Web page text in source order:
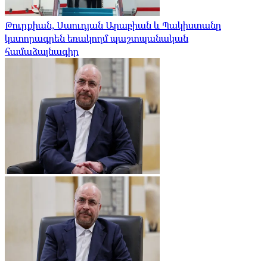
Թուրքիան, Սաուդյան Արաբիան և Պակիստանը
կստորագրեն եռակողմ պաշտպանական
համաձայնագիր